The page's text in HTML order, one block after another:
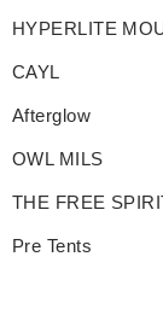
HYPERLITE
CAYL
Afterglow
OWL MILS
THE FREE
Pre Tents